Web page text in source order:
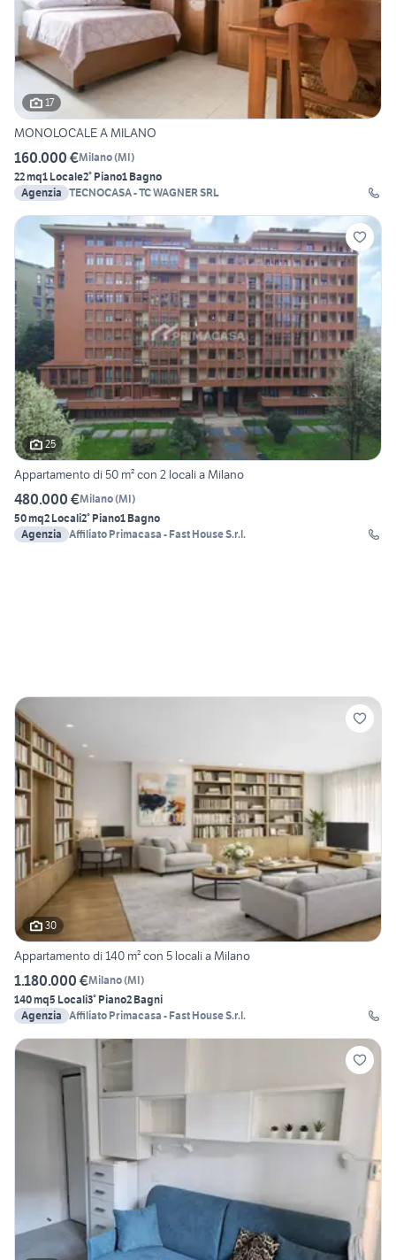
17
MONOLOCALE A MILANO
160.000 €Milano(MI)
22 mq1 Locale2° Piano1 Bagno
Agenzia TECNOCASA - TC WAGNER SRL
25
Appartamento di 50 m² con 2 locali a Milano
480.000 €Milano(MI)
50 mq2 Locali2° Piano1 Bagno
Agenzia Affiliato Primacasa - Fast House S.r.l.
30
Appartamento di 140 m² con 5 locali a Milano
1.180.000 €Milano(MI)
140 mq5 Locali3° Piano2 Bagni
Agenzia Affiliato Primacasa - Fast House S.r.l.